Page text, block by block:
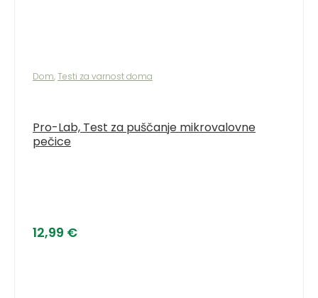
Dom,Testi za varnost doma
Pro-Lab, Test za puščanje mikrovalovne
pečice
12,99 €